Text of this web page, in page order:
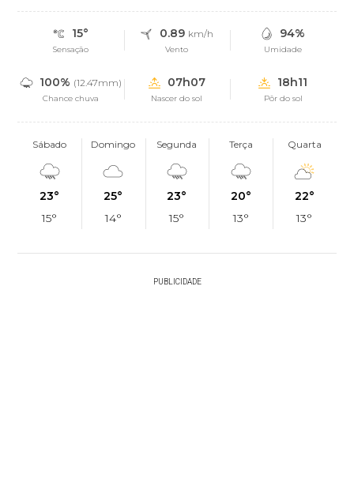
15°
Sensação
0.89 km/h
Vento
94%
Umidade
100% (12.47mm)
Chance chuva
07h07
Nascer do sol
18h11
Pôr do sol
Sábado
23°
15°
Domingo
25°
14°
Segunda
23°
15°
Terça
20°
13°
Quarta
22°
13°
PUBLICIDADE